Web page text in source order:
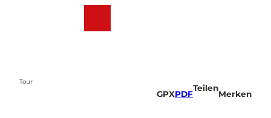
Tour
GPXPDF
Teilen
Merken